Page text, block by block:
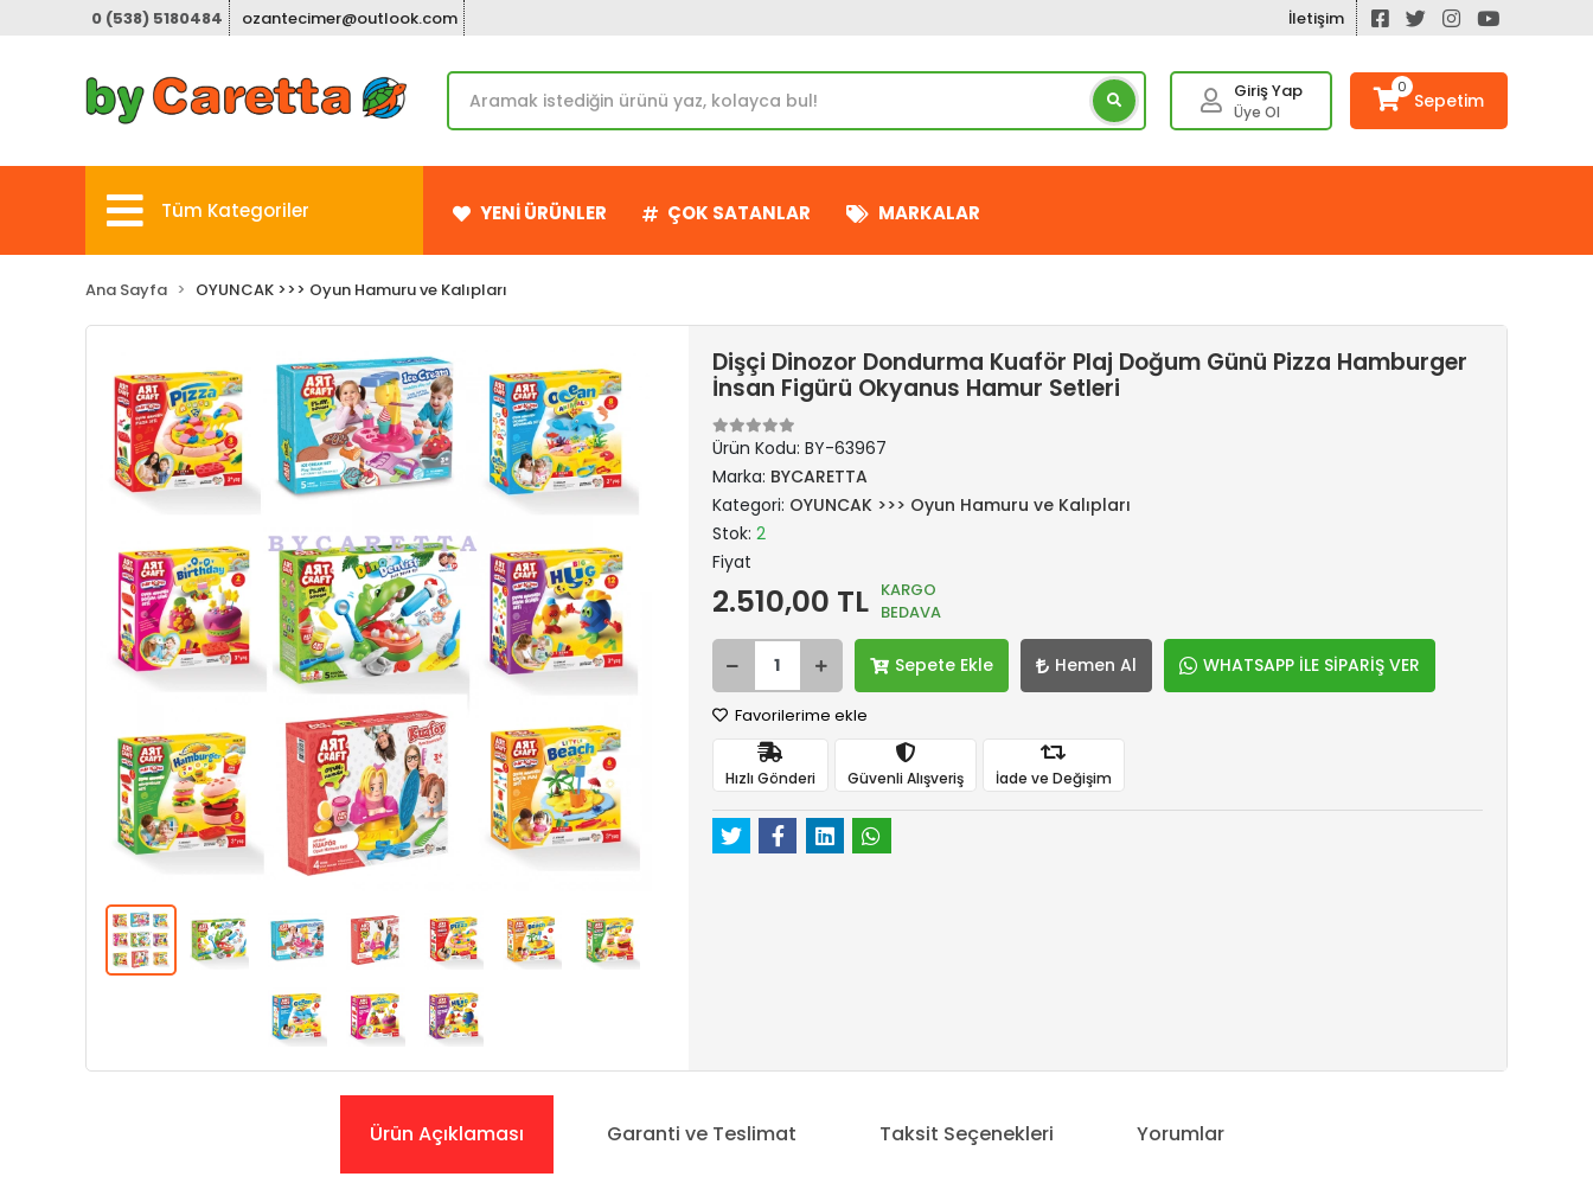
0 (538) 5180484 ozantecimer@outlook.com İletişim
Giriş Yap
Üye Ol
0
Sepetim
Tüm Kategoriler YENİ ÜRÜNLER ÇOK SATANLAR MARKALAR
Ana Sayfa OYUNCAK >>> Oyun Hamuru ve Kalıpları
Dişçi Dinozor Dondurma Kuaför Plaj Doğum Günü Pizza Hamburger
İnsan Figürü Okyanus Hamur Setleri
Ürün Kodu: BY-63967
Marka: BYCARETTA
Kategori: OYUNCAK >>> Oyun Hamuru ve Kalıpları
Stok: 2
Fiyat
2.510,00 TL
KARGO
BEDAVA
Sepete Ekle Hemen Al WHATSAPP İLE SİPARİŞ VER
Favorilerime ekle
Hızlı Gönderi Güvenli Alışveriş İade ve Değişim
Ürün Açıklaması Garanti ve Teslimat Taksit Seçenekleri Yorumlar